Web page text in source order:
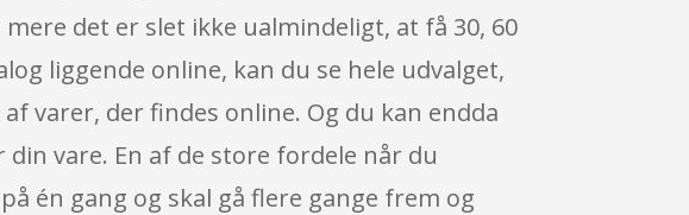
det er slet ikke ualmindeligt, at få 30, 60
liggende online, kan du se hele udvalget,
varer, der findes online. Og du kan endda
vare. En af de store fordele når du
én gang og skal gå flere gange frem og